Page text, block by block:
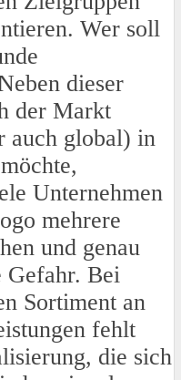
Wer soll
dieser
der Markt
auch global) in
Unternehmen
mehrere
und genau
Gefahr. Bei
Sortiment an
fehlt
die sich